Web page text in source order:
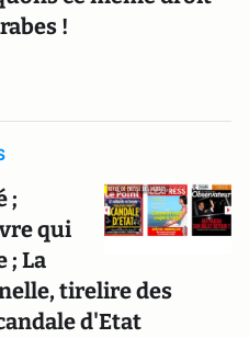
!
;
qui
; La
tirelire des
d'Etat